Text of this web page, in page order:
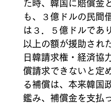
た時、韓国に賠償金
も、３億ドルの民間
は３．５億ドルであ
以上の額が援助され
日韓請求権・経済協
償請求できないと定
る補償は、本来韓国
鑑み、補償金を支払